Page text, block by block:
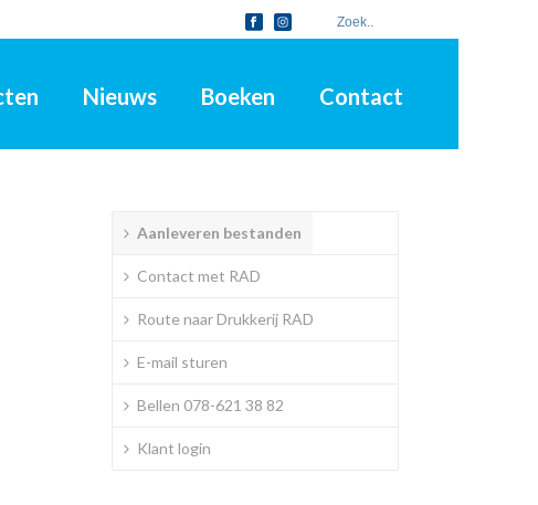
Nieuws Boeken Contact
Aanleveren bestanden
Contact met RAD
Route naar Drukkerij RAD
E-mail sturen
Bellen 078-621 38 82
Klant login